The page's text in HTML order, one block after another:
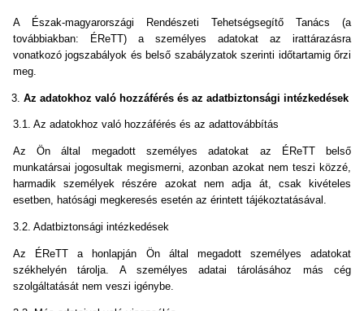
A Észak-magyarországi Rendészeti Tehetségsegítő Tanács (a
továbbiakban: ÉReTT) a személyes adatokat az irattárazásra
vonatkozó jogszabályok és belső szabályzatok szerinti időtartamig őrzi
meg.
Az adatokhoz való hozzáférés és az adatbiztonsági intézkedések
3.1. Az adatokhoz való hozzáférés és az adattovábbítás
Az Ön által megadott személyes adatokat az ÉReTT belső
munkatársai jogosultak megismerni, azonban azokat nem teszi közzé,
harmadik személyek részére azokat nem adja át, csak kivételes
esetben, hatósági megkeresés esetén az érintett tájékoztatásával.
3.2. Adatbiztonsági intézkedések
Az ÉReTT a honlapján Ön által megadott személyes adatokat
székhelyén tárolja. A személyes adatai tárolásához más cég
szolgáltatását nem veszi igénybe.